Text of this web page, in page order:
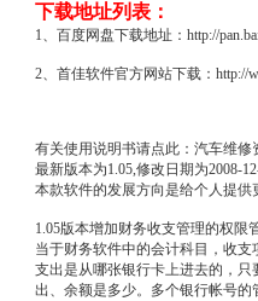
下载地址列表：
1、百度网盘下载地址： http://
2、首佳软件官方网站下载： http://
有关使用说明书请点此： 汽车维修
最新版本为1.05,修改日期为2008-
本款软件的发展方向是给个人提
1.05版本增加财务收支管理的权
当于财务软件中的会计科目，收
支出是从哪张银行卡上进去的，
出、余额是多少。多个银行帐号